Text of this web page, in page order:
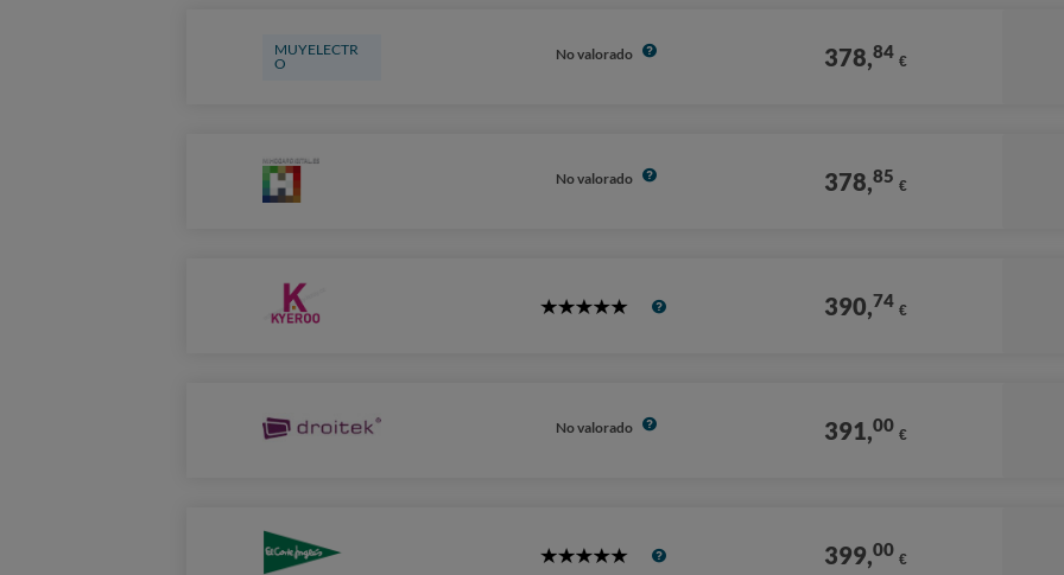
MUYELECTR
O
No valorado 378,84 €
No valorado 378,85 €
5
390,74 €
No valorado 391,00 €
5
399,00 €